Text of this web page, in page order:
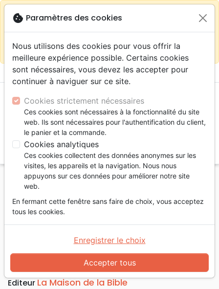
Continuer sur le site France close
warningSelon votre
localisation (États-
sur la boutique La Maison de la Bible Suisse
menu shopping_cart
Accueil Livres Eglise
Histoire de l'église
1517 - PDF
Les réformateurs
Leur influence dure depuis 1517 - PDF
Auteur :René Neuenschwander
RéférenceMB3570-PDF EAN9782826096900
EditeurLa Maison de la Bible
cookie Paramètres des cookies
Nous utilisons des cookies pour vous offrir la
meilleure expérience possible. Certains cookies
sont nécessaires, vous devez les accepter pour
continuer à naviguer sur ce site.
Cookies strictement nécessaires
Ces cookies sont nécessaires à la fonctionnalité du site
web. Ils sont nécessaires pour l'authentification du client,
le panier et la commande.
Cookies analytiques
Ces cookies collectent des données anonymes sur les
visites, les appareils et la navigation. Nous nous
appuyons sur ces données pour améliorer notre site
web.
En fermant cette fenêtre sans faire de choix, vous acceptez
tous les cookies.
Accepter tous
Enregistrer le choix